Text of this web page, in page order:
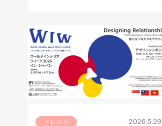
トレンド 2026.5.29